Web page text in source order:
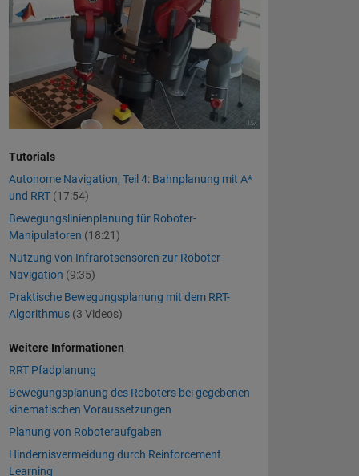
Tutorials
Autonome Navigation, Teil 4: Bahnplanung mit A*
und RRT (17:54)
Bewegungslinienplanung für Roboter-
Manipulatoren (18:21)
Nutzung von Infrarotsensoren zur Roboter-
Navigation (9:35)
Praktische Bewegungsplanung mit dem RRT-
Algorithmus(3 Videos)
Weitere Informationen
RRTPfadplanung
Bewegungsplanung des Roboters bei gegebenen
kinematischen Voraussetzungen
Planung von Roboteraufgaben
Hindernisvermeidung durch Reinforcement
Learning